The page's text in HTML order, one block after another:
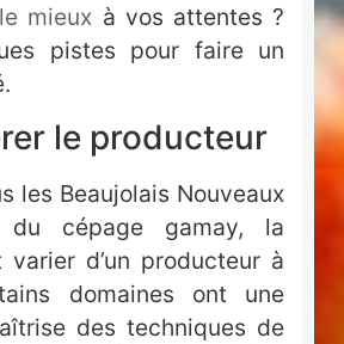
mieux à vos attentes ?
pistes pour faire un
le producteur
les Beaujolais Nouveaux
du cépage gamay, la
d’un producteur à
domaines ont une
des techniques de